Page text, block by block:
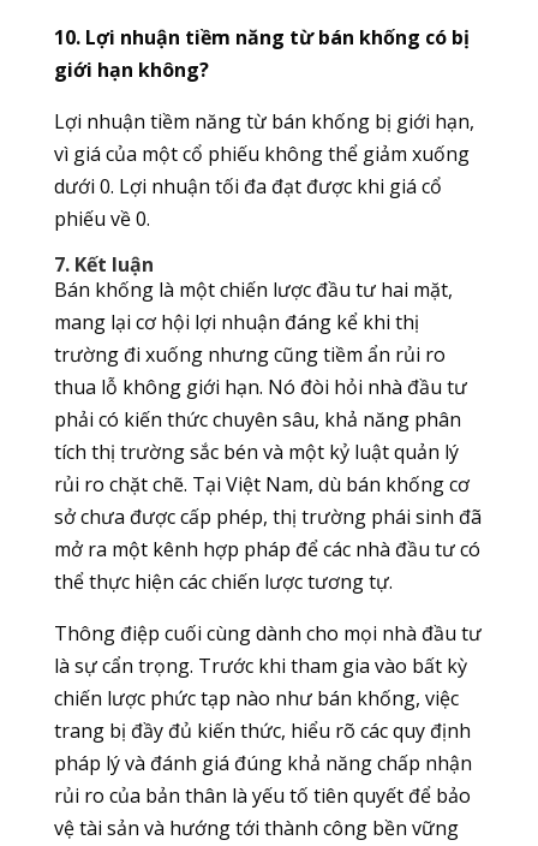
10. Lợi nhuận tiềm năng từ bán khống có bị
giới hạn không?
Lợi nhuận tiềm năng từ bán khống bị giới hạn,
vì giá của một cổ phiếu không thể giảm xuống
dưới 0. Lợi nhuận tối đa đạt được khi giá cổ
phiếu về 0.
7. Kết luận
Bán khống là một chiến lược đầu tư hai mặt,
mang lại cơ hội lợi nhuận đáng kể khi thị
trường đi xuống nhưng cũng tiềm ẩn rủi ro
thua lỗ không giới hạn. Nó đòi hỏi nhà đầu tư
phải có kiến thức chuyên sâu, khả năng phân
tích thị trường sắc bén và một kỷ luật quản lý
rủi ro chặt chẽ. Tại Việt Nam, dù bán khống cơ
sở chưa được cấp phép, thị trường phái sinh đã
mở ra một kênh hợp pháp để các nhà đầu tư có
thể thực hiện các chiến lược tương tự.
Thông điệp cuối cùng dành cho mọi nhà đầu tư
là sự cẩn trọng. Trước khi tham gia vào bất kỳ
chiến lược phức tạp nào như bán khống, việc
trang bị đầy đủ kiến thức, hiểu rõ các quy định
pháp lý và đánh giá đúng khả năng chấp nhận
rủi ro của bản thân là yếu tố tiên quyết để bảo
vệ tài sản và hướng tới thành công bền vững